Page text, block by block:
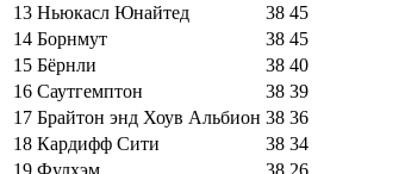
13 Ньюкасл Юнайтед 38 45
14 Борнмут 38 45
15 Бёрнли 38 40
16 Саутгемптон 38 39
17 Брайтон энд Хоув Альбион 38 36
18 Кардифф Сити 38 34
19 Фулхэм 38 26